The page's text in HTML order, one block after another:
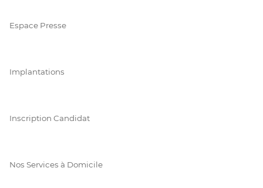
Espace Presse
Implantations
Inscription Candidat
Nos Services à Domicile